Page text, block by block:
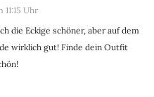
11:15 Uhr
die Eckige schöner, aber auf dem
wirklich gut! Finde dein Outfit